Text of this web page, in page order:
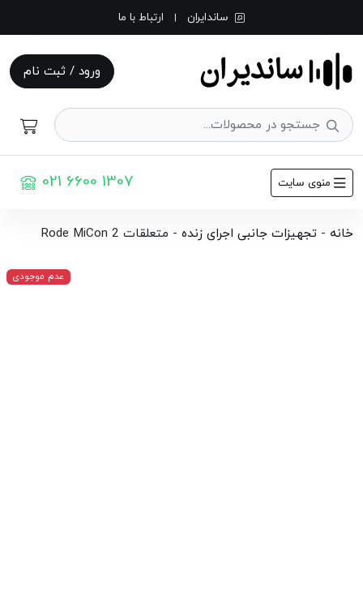
ساندایران | ارتباط با ما
ورود / ثبت نام
منوی سایت 021 6600 1307
خانه - تجهیزات جانبی اجرای زنده - متعلقات Rode MiCon 2
عدم موجودی